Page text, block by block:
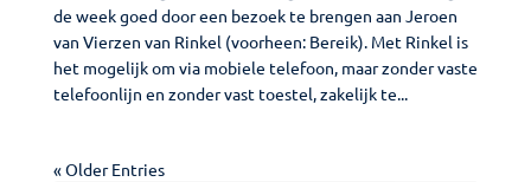
de week goed door een bezoek te brengen aan Jeroen
van Vierzen van Rinkel (voorheen: Bereik). Met Rinkel is
het mogelijk om via mobiele telefoon, maar zonder vaste
telefoonlijn en zonder vast toestel, zakelijk te...
« Older Entries